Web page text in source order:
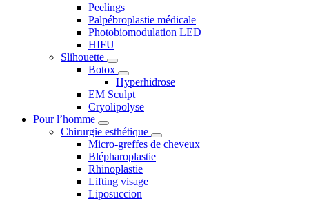
Peelings
Palpébroplastie médicale
Photobiomodulation LED
HIFU
Slihouette
Botox
Hyperhidrose
EM Sculpt
Cryolipolyse
Pour l’homme
Chirurgie esthétique
Micro-greffes de cheveux
Blépharoplastie
Rhinoplastie
Lifting visage
Liposuccion